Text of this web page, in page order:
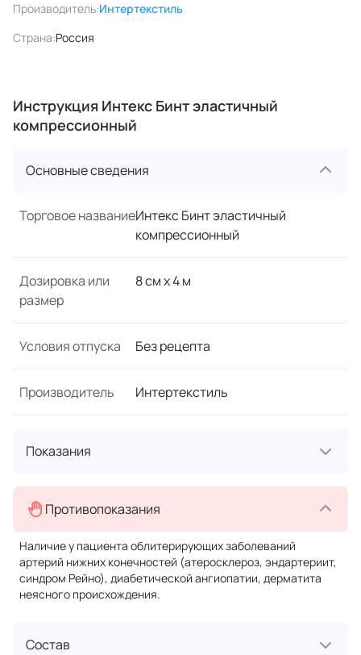
Производитель:Интертекстиль
Страна:Россия
Инструкция Интекс Бинт эластичный
компрессионный
Основные сведения
Торговое названиеИнтекс Бинт эластичный
компрессионный
Дозировка или
размер
8 см x 4 м
Условия отпуска Без рецепта
Производитель Интертекстиль
Показания
Противопоказания
Наличие у пациента облитерирующих заболеваний
артерий нижних конечностей (атеросклероз, эндартериит,
синдром Рейно), диабетической ангиопатии, дерматита
неясного происхождения.
Состав